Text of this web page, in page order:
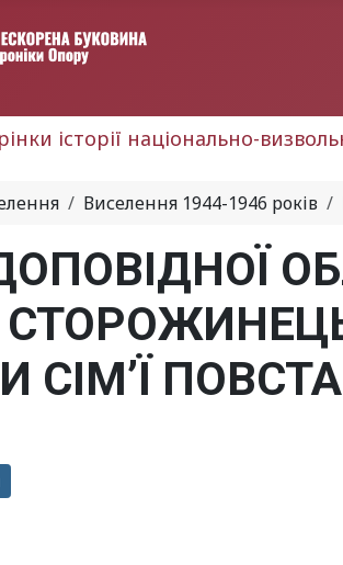
історії національно-
Виселення 1944-1946 років
СІМ’Ї